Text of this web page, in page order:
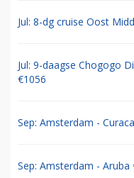
Jul: 8-dg cruise Oost
Jul: 9-daagse Chogogo
€1056
Sep: Amsterdam -
Sep: Amsterdam - Aruba